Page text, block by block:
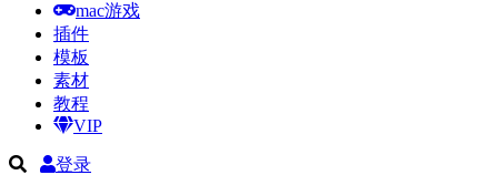
mac游戏
插件
模板
素材
教程
VIP
登录